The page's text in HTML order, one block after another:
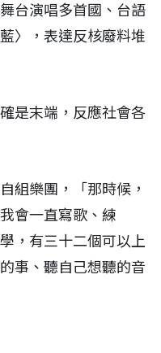
台演唱多首國、台語
〉，表達反核廢料堆
是末端，反應社會各
組樂團，「那時候，
會一直寫歌、練
，有三十二個可以上
事、聽自己想聽的音